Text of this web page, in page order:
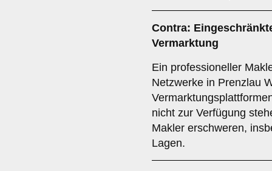
Contra:
Vermarktung
Ein professioneller
Netzwerke in Prenzlau
nicht zur Verfügung
Makler erschweren,
Lagen.